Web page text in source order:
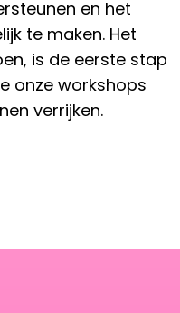
en het
te maken. Het
is de eerste stap
onze workshops
verrijken.